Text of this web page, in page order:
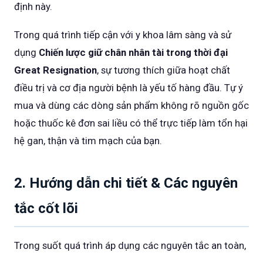
định này.
Trong quá trình tiếp cận với y khoa lâm sàng và sử
dụng Chiến lược giữ chân nhân tài trong thời đại
Great Resignation, sự tương thích giữa hoạt chất
điều trị và cơ địa người bệnh là yếu tố hàng đầu. Tự ý
mua và dùng các dòng sản phẩm không rõ nguồn gốc
hoặc thuốc kê đơn sai liều có thể trực tiếp làm tổn hại
hệ gan, thận và tim mạch của bạn.
2. Hướng dẫn chi tiết & Các nguyên
tắc cốt lõi
Trong suốt quá trình áp dụng các nguyên tắc an toàn,